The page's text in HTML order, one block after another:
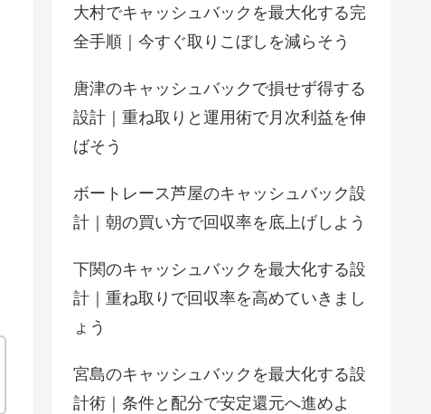
大村でキャッシュバックを最大化する完
全手順｜今すぐ取りこぼしを減らそう
唐津のキャッシュバックで損せず得する
設計｜重ね取りと運用術で月次利益を伸
ばそう
ボートレース芦屋のキャッシュバック設
計｜朝の買い方で回収率を底上げしよう
下関のキャッシュバックを最大化する設
計｜重ね取りで回収率を高めていきまし
ょう
宮島のキャッシュバックを最大化する設
計術｜条件と配分で安定還元へ進めよ